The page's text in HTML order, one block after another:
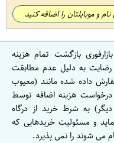
و موبایلتان را اضافه کنید
بازگشت تمام هزینه
به دلیل عدم مطابقت
داده شده مانند (معیوب
هزینه اضافه توسط
به شرط خرید از درگاه
و مسئولیت خریدهایی که
می شوند را نمی پذیرد.